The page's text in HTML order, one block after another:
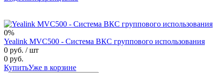
0%
Yealink MVC500 - Система ВКС группового использования
0 руб. / шт
0 руб.
КупитьУже в корзине